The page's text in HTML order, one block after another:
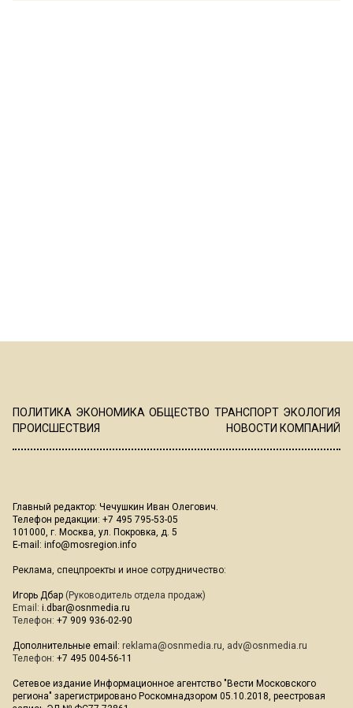
ПОЛИТИКА ЭКОНОМИКА ОБЩЕСТВО ТРАНСПОРТ ЭКОЛОГИЯ
ПРОИСШЕСТВИЯ
НОВОСТИ КОМПАНИЙ
Главный редактор: Чечушкин Иван Олегович.
Телефон редакции: +7 495 795-53-05
101000, г. Москва, ул. Покровка, д. 5
E-mail: info@mosregion.info
Реклама, спецпроекты и иное сотрудничество:
Игорь Дбар (Руководитель отдела продаж)
Email: i.dbar@osnmedia.ru
Телефон: +7 909 936-02-90
Дополнительные email: reklama@osnmedia.ru, adv@osnmedia.ru
Телефон: +7 495 004-56-11
Сетевое издание Информационное агентство "Вести Московского
региона" зарегистрировано Роскомнадзором 05.10.2018, реестровая